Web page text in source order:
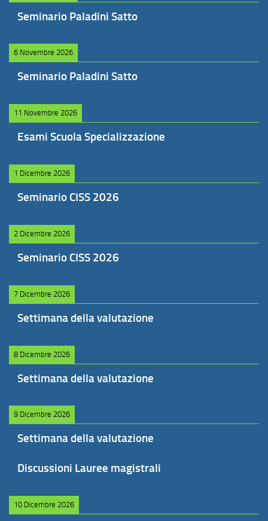
Seminario Paladini Satto
6 Novembre 2026
Seminario Paladini Satto
11 Novembre 2026
Esami Scuola Specializzazione
1 Dicembre 2026
Seminario CISS 2026
2 Dicembre 2026
Seminario CISS 2026
7 Dicembre 2026
Settimana della valutazione
8 Dicembre 2026
Settimana della valutazione
9 Dicembre 2026
Settimana della valutazione
Discussioni Lauree magistrali
10 Dicembre 2026